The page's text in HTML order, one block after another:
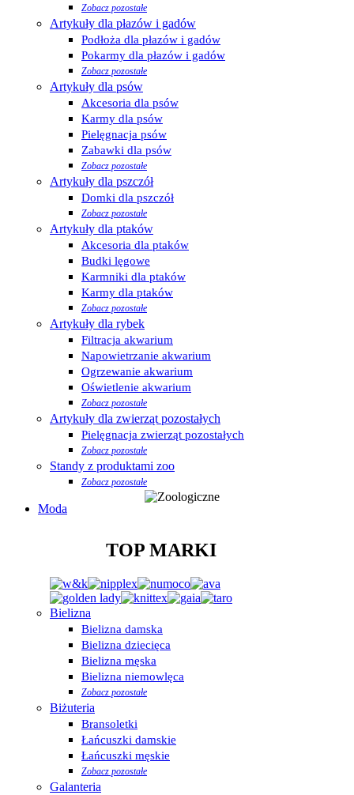
Zobacz pozostałe
Artykuły dla płazów i gadów
Podłoża dla płazów i gadów
Pokarmy dla płazów i gadów
Zobacz pozostałe
Artykuły dla psów
Akcesoria dla psów
Karmy dla psów
Pielęgnacja psów
Zabawki dla psów
Zobacz pozostałe
Artykuły dla pszczół
Domki dla pszczół
Zobacz pozostałe
Artykuły dla ptaków
Akcesoria dla ptaków
Budki lęgowe
Karmniki dla ptaków
Karmy dla ptaków
Zobacz pozostałe
Artykuły dla rybek
Filtracja akwarium
Napowietrzanie akwarium
Ogrzewanie akwarium
Oświetlenie akwarium
Zobacz pozostałe
Artykuły dla zwierząt pozostałych
Pielęgnacja zwierząt pozostałych
Zobacz pozostałe
Standy z produktami zoo
Zobacz pozostałe
Moda
TOP MARKI
Bielizna
Bielizna damska
Bielizna dziecięca
Bielizna męska
Bielizna niemowlęca
Zobacz pozostałe
Biżuteria
Bransoletki
Łańcuszki damskie
Łańcuszki męskie
Zobacz pozostałe
Galanteria